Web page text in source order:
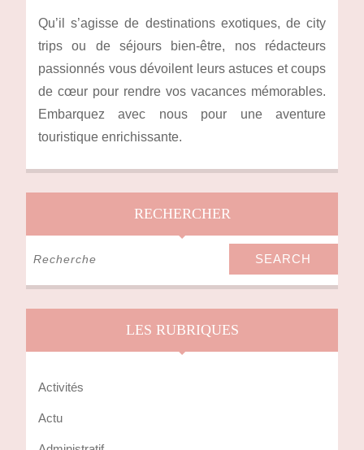
Qu’il s’agisse de destinations exotiques, de city
trips ou de séjours bien-être, nos rédacteurs
passionnés vous dévoilent leurs astuces et coups
de cœur pour rendre vos vacances mémorables.
Embarquez avec nous pour une aventure
touristique enrichissante.
RECHERCHER
Search
LES RUBRIQUES
Activités
Actu